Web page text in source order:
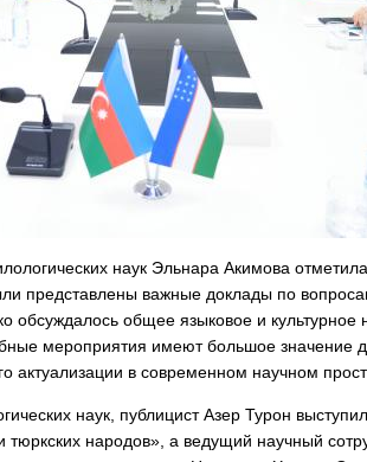
наук Эльнара Акимова
представлены важные доклады по
обсуждалось общее языковое и культурное
мероприятия имеют большое значение
актуализации в современном научном
наук, публицист Азер Турон
народов», а ведущий научный